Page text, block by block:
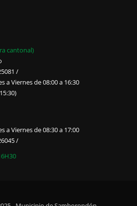
cantonal)
/
a Viernes de 08:00 a 16:30
a Viernes de 08:30 a 17:00
/